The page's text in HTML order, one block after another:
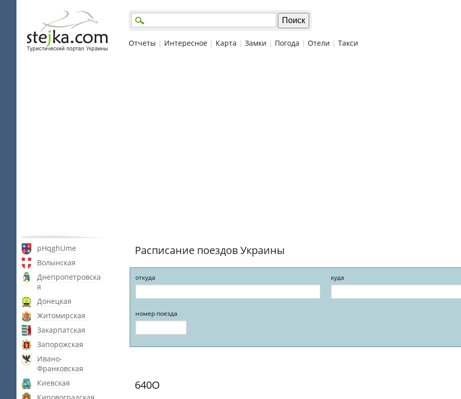
Отчеты | Интересное | Карта | Замки | Погода | Отели | Такси
pHqghUme
Волынская
Днепропетровска
я
Донецкая
Житомирская
Закарпатская
Запорожская
Ивано-
Франковская
Киевская
Расписание поездов Украины
откуда куда
номер поезда
640О